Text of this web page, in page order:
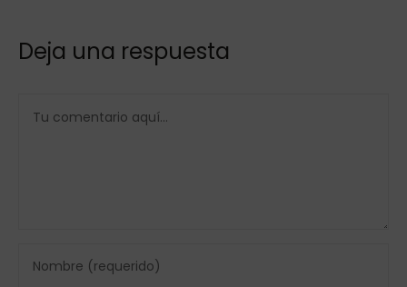
Deja una respuesta